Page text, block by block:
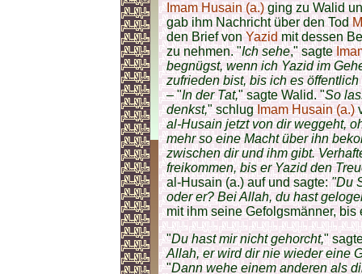
Imam Husain (a.)ging zu Walid
gab ihm Nachricht über den Tod
den Brief vonYazidmit dessen
zu nehmen. "Ich sehe," sagte
begnügst, wenn ich Yazid im
zufrieden bist, bis ich es
– "In der Tat," sagte Walid. "So
denkst," schlugImam Husain (a.)
al-Husain jetzt von dir weggeht,
mehr so eine Macht über ihn
zwischen dir und ihm gibt.
freikommen, bis er Yazid den
al-Husain (a.) auf und sagte:"Du
oder er? Bei Allah, du hast
mit ihm seine Gefolgsmänner, bis
"Du hast mir nicht gehorcht,"
Allah, er wird dir nie wieder eine
"Dann wehe einem anderen als